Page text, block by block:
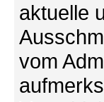
aktuelle
vom